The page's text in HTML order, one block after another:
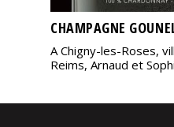
CHAMPAGNE
A Chigny-les-Roses,
Reims, Arnaud et